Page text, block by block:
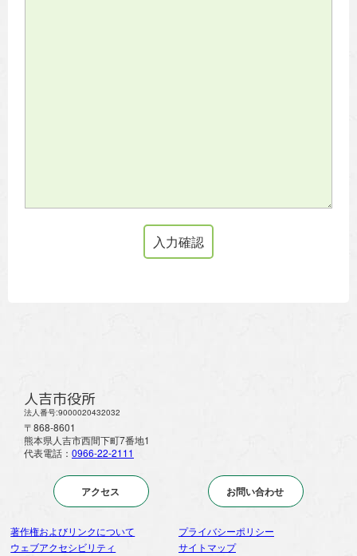
人吉市役所
法人番号:9000020432032
〒868-8601
熊本県人吉市西間下町7番地1
代表電話： 0966-22-2111
アクセス お問い合わせ
著作権およびリンクについて
プライバシーポリシー
ウェブアクセシビリティ
サイトマップ